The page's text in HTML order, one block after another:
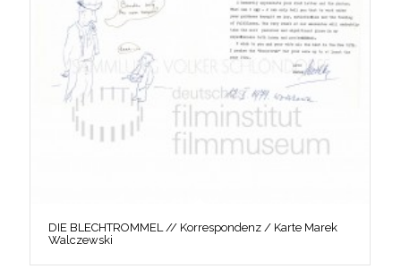
DIE BLECHTROMMEL // Korrespondenz / Karte Marek
Walczewski